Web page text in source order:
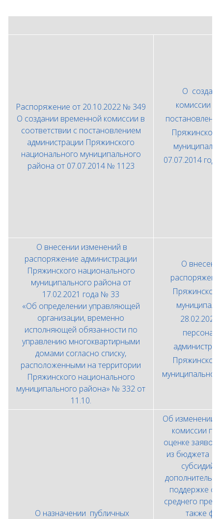
Распоряжение от 20.10.2022 № 349
О создании временной комиссии в
соответствии с постановлением
администрации Пряжинского
национального муниципального
района от 07.07.2014 № 1123
О
комиссии в
07.07.2014
О внесении изменений в
распоряжение администрации
Пряжинского национального
муниципального района от
17.02.2021 года № 33
«Об определении управляющей
организации, временно
исполняющей обязанности по
управлению многоквартирными
домами согласно списку,
расположенными на территории
Пряжинского национального
муниципального района» № 332 от
11.10.
О
О назначении публичных
Об изменении
комиссии
оценке
из бюджета
субсидий
поддержке
среднего
также